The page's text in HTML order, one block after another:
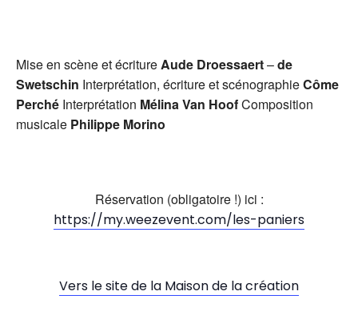
Mise en scène et écritureAude Droessaert–de
Swetschin Interprétation, écriture et scénographieCôme
Perché Interprétation Mélina Van HoofComposition
musicale Philippe Morino
Réservation (obligatoire !) ici :
https://my.weezevent.com/les-paniers
Vers le site de la Maison de la création